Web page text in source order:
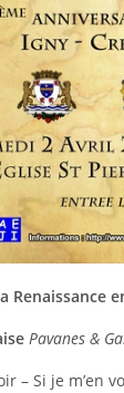
Renaissance
Pavanes &
– Si je m’en